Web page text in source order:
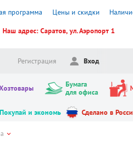
программа Цены и скидки
Наш адрес: Саратов, ул. Аэропорт 1
Регистрация Вход
Бумага
для офиса
Покупай и экономь Сделано в